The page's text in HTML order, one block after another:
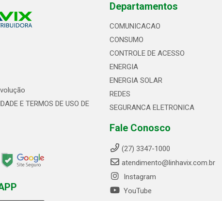
E TERMOS DE USO DE
Departamentos
COMUNICACAO
CONSUMO
CONTROLE DE ACESSO
ENERGIA
ENERGIA SOLAR
REDES
SEGURANCA ELETRONICA
Fale Conosco
(27) 3347-1000
atendimento@linhavix.com.br
Instagram
YouTube